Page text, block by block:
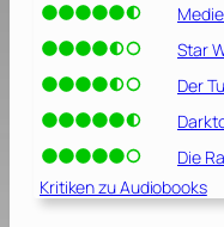
Star
Der
Die
Kritiken zu Audiobooks